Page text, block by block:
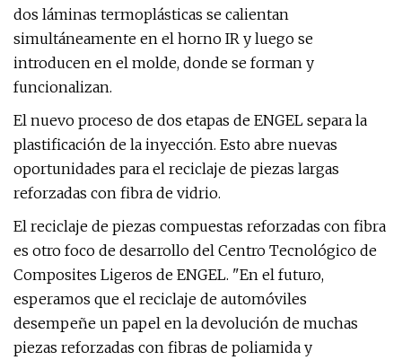
dos láminas termoplásticas se calientan
simultáneamente en el horno IR y luego se
introducen en el molde, donde se forman y
funcionalizan.
El nuevo proceso de dos etapas de ENGEL separa la
plastificación de la inyección. Esto abre nuevas
oportunidades para el reciclaje de piezas largas
reforzadas con fibra de vidrio.
El reciclaje de piezas compuestas reforzadas con fibra
es otro foco de desarrollo del Centro Tecnológico de
Composites Ligeros de ENGEL. "En el futuro,
esperamos que el reciclaje de automóviles
desempeñe un papel en la devolución de muchas
piezas reforzadas con fibras de poliamida y